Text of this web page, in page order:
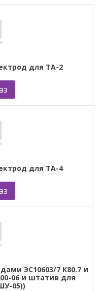
для ТА-2
для ТА-4
ЭС10603/7 К80.7 и
06 и штатив для
05))